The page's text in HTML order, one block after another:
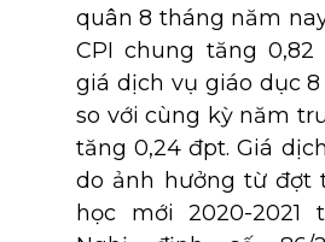
quân 8 tháng năm
CPI chung tăng
giá dịch vụ giáo dục
so với cùng kỳ năm
tăng 0,24 đpt. Giá
do ảnh hưởng từ đợt
học mới 2020-